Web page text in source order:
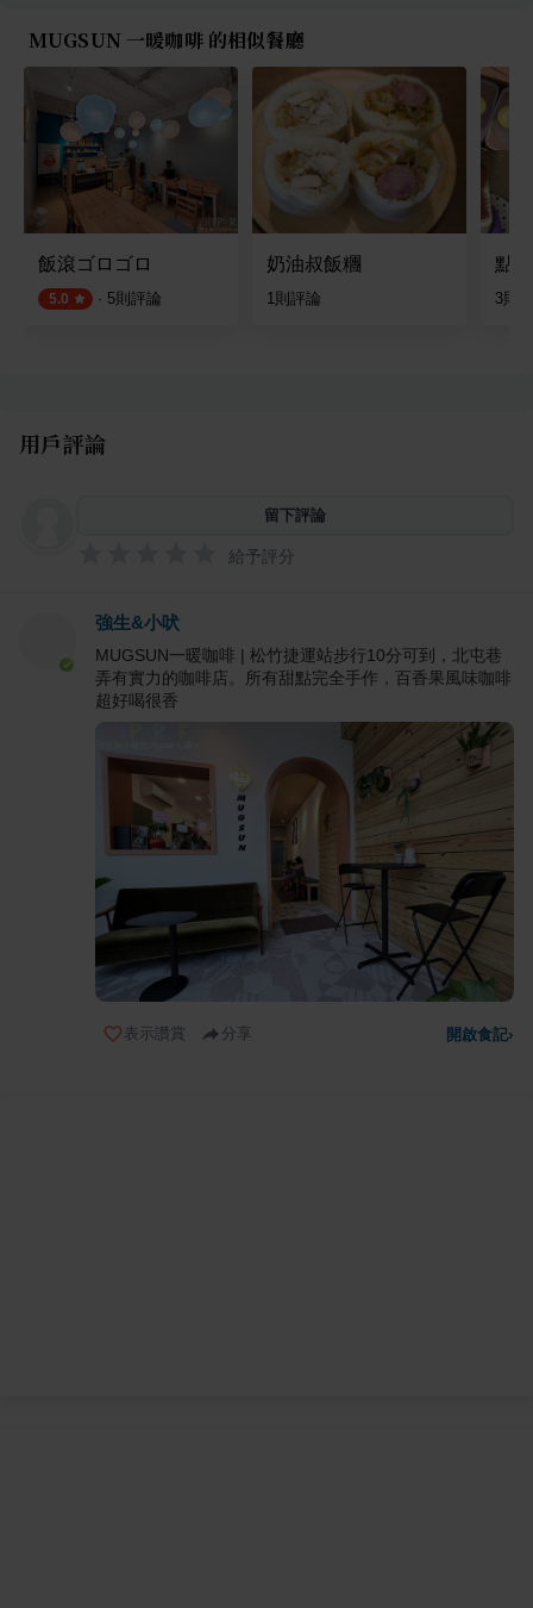
MUGSUN 一暖咖啡 的相似餐廳
飯滾ゴロゴロ
5.0 · 5則評論
奶油叔飯糰
1則評論
點
3則
用戶評論
留下評論
給予評分
強生&小吠
MUGSUN一暖咖啡 | 松竹捷運站步行10分可到，北屯巷
弄有實力的咖啡店。所有甜點完全手作，百香果風味咖啡
超好喝很香
表示讚賞 分享 開啟食記›